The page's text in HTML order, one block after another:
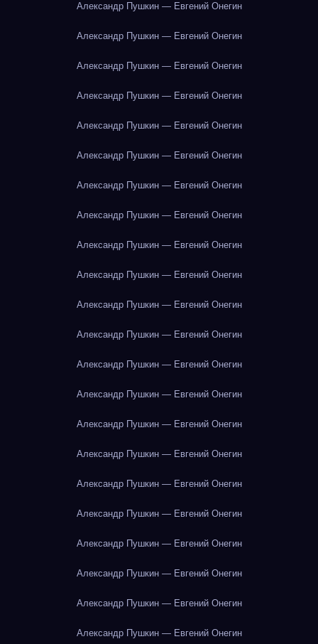
Александр Пушкин — Евгений Онегин
Александр Пушкин — Евгений Онегин
Александр Пушкин — Евгений Онегин
Александр Пушкин — Евгений Онегин
Александр Пушкин — Евгений Онегин
Александр Пушкин — Евгений Онегин
Александр Пушкин — Евгений Онегин
Александр Пушкин — Евгений Онегин
Александр Пушкин — Евгений Онегин
Александр Пушкин — Евгений Онегин
Александр Пушкин — Евгений Онегин
Александр Пушкин — Евгений Онегин
Александр Пушкин — Евгений Онегин
Александр Пушкин — Евгений Онегин
Александр Пушкин — Евгений Онегин
Александр Пушкин — Евгений Онегин
Александр Пушкин — Евгений Онегин
Александр Пушкин — Евгений Онегин
Александр Пушкин — Евгений Онегин
Александр Пушкин — Евгений Онегин
Александр Пушкин — Евгений Онегин
Александр Пушкин — Евгений Онегин